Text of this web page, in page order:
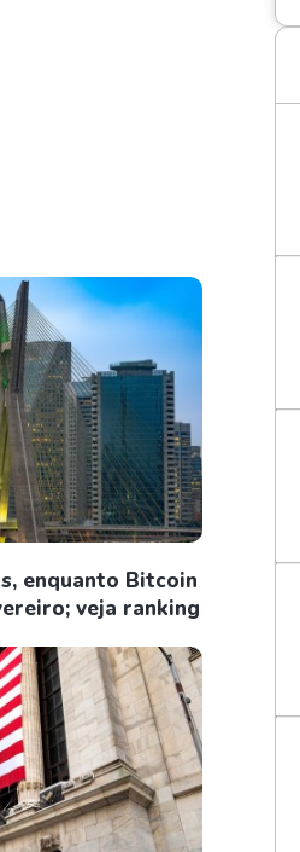
enquanto Bitcoin
veja ranking